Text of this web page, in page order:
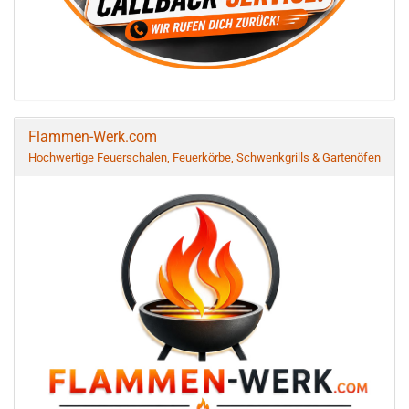
Flammen-Werk.com
Hochwertige Feuerschalen, Feuerkörbe, Schwenkgrills & Gartenöfen